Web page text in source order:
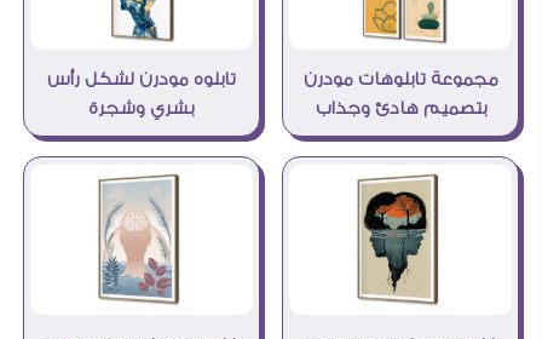
مجموعة تابلوهات مودرن
بتصميم هادئ وجذاب
تابلوه مودرن لشكل رأس
بشري وشجرة